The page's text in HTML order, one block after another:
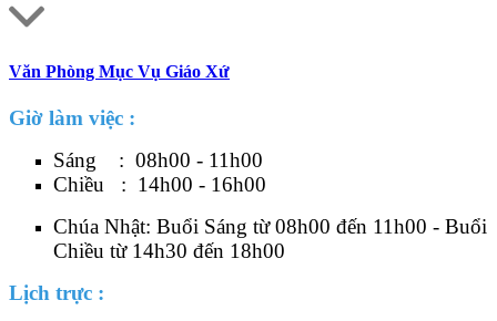
Văn Phòng Mục Vụ Giáo Xứ
Giờ làm việc :
Sáng : 08h00 - 11h00
Chiều : 14h00 - 16h00
Chúa Nhật: Buổi Sáng từ 08h00 đến 11h00 - Buổi
Chiều từ 14h30 đến 18h00
Lịch trực :